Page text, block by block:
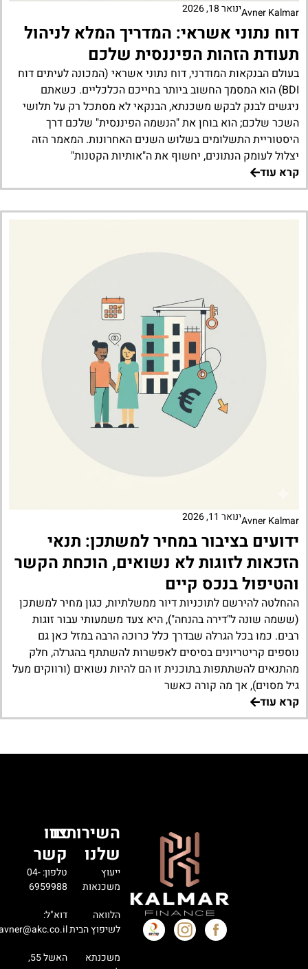
Avner Kalmarינואר 18, 2026
דוח נתוני אשראי: המדריך המלא לניהול
תעודת הזהות הפיננסית שלכם
בעולם הבנקאות המודרני, דוח נתוני אשראי (המכונה לעיתים דוח
BDI) הוא המסמך החשוב ביותר בחייכם הכלכליים. כשאתם
ניגשים לבנק לבקש משכנתא, הבנקאי לא מסתכל רק על תלושי
השכר שלכם; הוא בוחן את "הנשמה הפיננסית" שלכם דרך
היסטוריית התשלומים בשלוש השנים האחרונות. המאמר הזה
יצלול לעומק הנתונים, יחשוף את ה"אותיות הקטנות"
קרא עוד
Avner Kalmarינואר 11, 2026
ידועים בציבור במחיר למשתכן: תנאי
הזכאות לזוגות לא נשואים, הוכחת הקשר
והטיפול בנכס קיים
ההחלטה להירשם לתוכניות דיור ממשלתיות, כגון מחיר למשתכן
(ששמה שונה ל"דירה בהנחה"), היא צעד משמעותי עבור זוגות
רבים. כמו בכל הגרלה שבדרך כלל כרוכה הרבה במזל כאן גם
נוספים קריטריונים בסיסים לאפשרות להשתתף בהגרלה, חלק
מהתנאים להשתתפות בתוכנית זו הם להיות נשואים (ורווקים מעל
גיל מסוים), אך מה קורה כאשר
קרא עוד
השירותים
שלנו
ייעוץ
משכנאות
הלוואה
לשיפוץ הבית
משכנתא
צרו
קשר
טלפון: 04-
6959988
דוא"ל:
avner@akc.co.il
האשל 55,